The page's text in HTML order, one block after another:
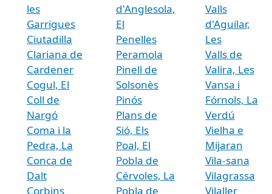
les
Garrigues
Ciutadilla
Clariana de
Cardener
Cogul, El
Coll de
Nargó
Coma i la
Pedra, La
Conca de
Dalt
Corbins
d'Anglesola,
El
Penelles
Peramola
Pinell de
Solsonès
Pinós
Plans de
Sió, Els
Poal, El
Pobla de
Cérvoles, La
Pobla de
Valls
d'Aguilar,
Les
Valls de
Valira, Les
Vansa i
Fórnols, La
Verdú
Vielha e
Mijaran
Vila-sana
Vilagrassa
Vilaller